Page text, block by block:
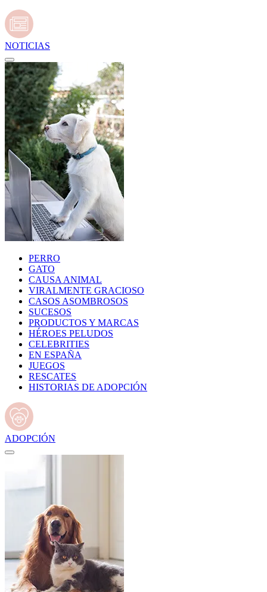
NOTICIAS
PERRO
GATO
CAUSA ANIMAL
VIRALMENTE GRACIOSO
CASOS ASOMBROSOS
SUCESOS
PRODUCTOS Y MARCAS
HÉROES PELUDOS
CELEBRITIES
EN ESPAÑA
JUEGOS
RESCATES
HISTORIAS DE ADOPCIÓN
ADOPCIÓN